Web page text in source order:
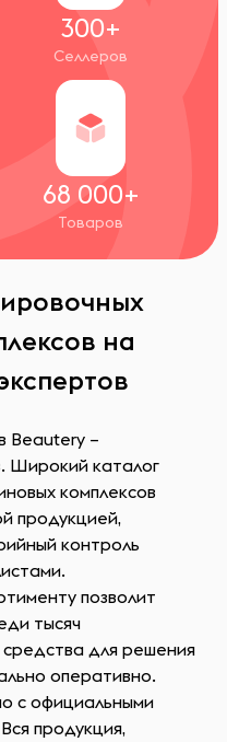
300+
Селлеров
68 000+
Товаров
на
Beautery –
Широкий каталог
комплексов
продукцией,
контроль
позволит
тысяч
для решения
оперативно.
с официальными
продукция,